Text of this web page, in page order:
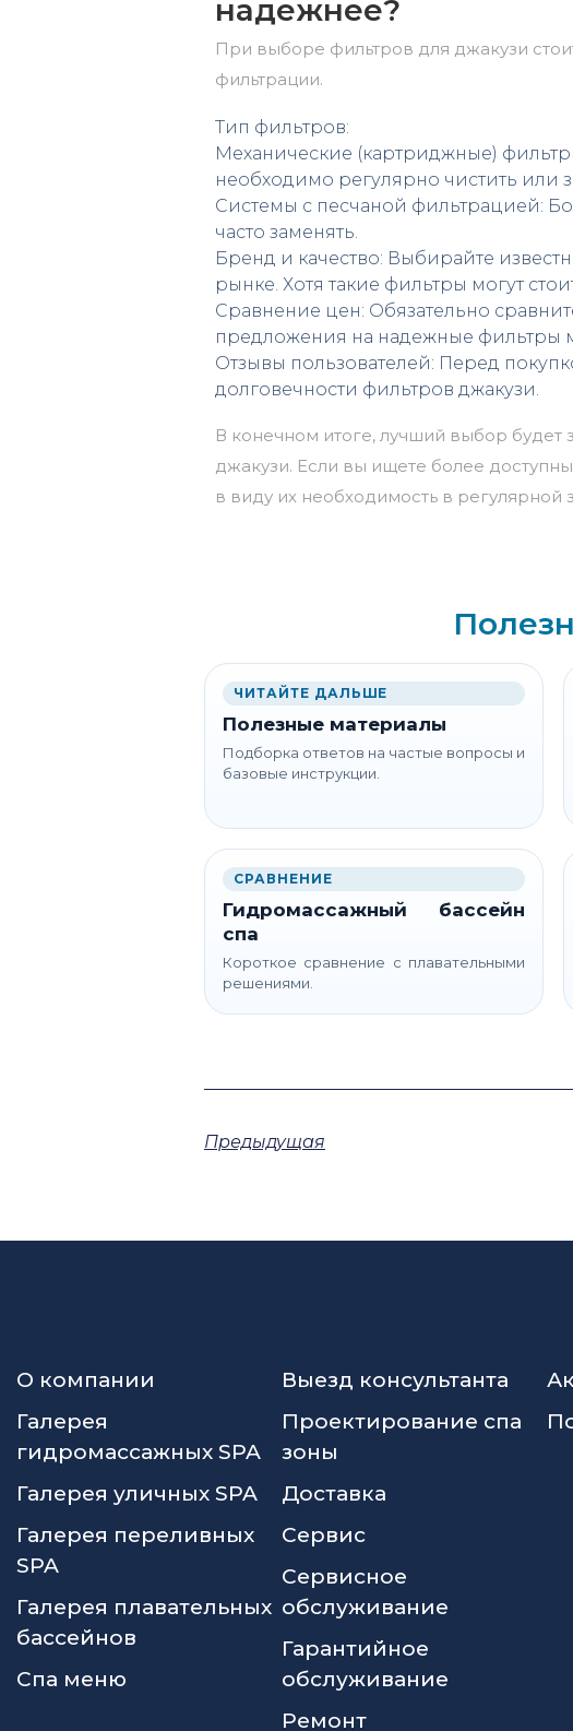
надежнее?
При выборе фильтров для джакузи
фильтрации.
Тип фильтров:
Механические (картриджные)
необходимо регулярно чистить или
Системы с песчаной фильтрацией:
часто заменять.
Бренд и качество: Выбирайте
рынке. Хотя такие фильтры могут
Сравнение цен: Обязательно
предложения на надежные фильтры
Отзывы пользователей: Перед
долговечности фильтров джакузи.
В конечном итоге, лучший выбор
джакузи. Если вы ищете более
в виду их необходимость в регулярной
ЧИТАЙТЕ ДАЛЬШЕ
Полезные материалы
Подборка ответов на частые вопросы и
базовые инструкции.
СРАВНЕНИЕ
Гидромассажный бассейн
спа
Короткое сравнение с плавательными
решениями.
Предыдущая
О компании
Галерея
гидромассажных SPA
Галерея уличных SPA
Галерея переливных
SPA
Галерея плавательных
бассейнов
Спа меню
Выезд консультанта
Проектирование спа
зоны
Доставка
Сервис
Сервисное
обслуживание
Гарантийное
обслуживание
Ремонт